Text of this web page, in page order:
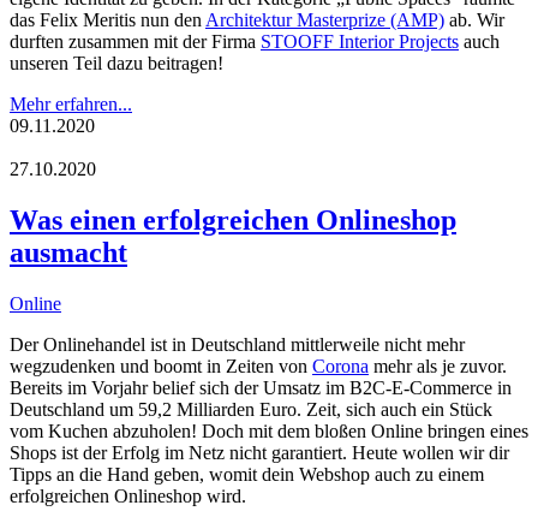
das Felix Meritis nun den Architektur Masterprize (AMP) ab. Wir
durften zusammen mit der Firma STOOFF Interior Projects auch
unseren Teil dazu beitragen!
Mehr erfahren...
09.11.2020
27.10.2020
Was einen erfolgreichen Onlineshop
ausmacht
Online
Der Onlinehandel ist in Deutschland mittlerweile nicht mehr
wegzudenken und boomt in Zeiten von Corona mehr als je zuvor.
Bereits im Vorjahr belief sich der Umsatz im B2C-E-Commerce in
Deutschland um 59,2 Milliarden Euro. Zeit, sich auch ein Stück
vom Kuchen abzuholen! Doch mit dem bloßen Online bringen eines
Shops ist der Erfolg im Netz nicht garantiert. Heute wollen wir dir
Tipps an die Hand geben, womit dein Webshop auch zu einem
erfolgreichen Onlineshop wird.